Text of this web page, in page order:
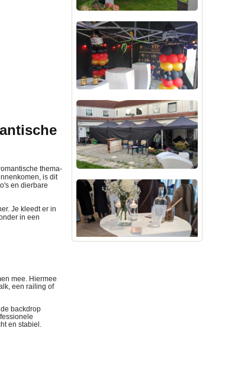
thema-
is dit
en dierbare
Je kleedt er in
in een
mee. Hiermee
een railing of
backdrop
en stabiel.